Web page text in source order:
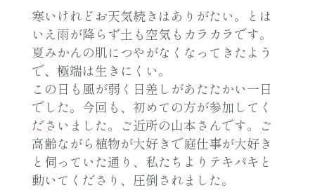
寒いけれどお天気続きはありがたい。とは
いえ雨が降らず土も空気もカラカラです。
夏みかんの肌につやがなくなってきたよう
で、極端は生きにくい。
この日も風が弱く日差しがあたたかい一日
でした。今回も、初めての方が参加してく
ださいました。ご近所の山本さんです。ご
高齢ながら植物が大好きで庭仕事が大好き
と伺っていた通り、私たちよりテキパキと
動いてくださり、圧倒されました。